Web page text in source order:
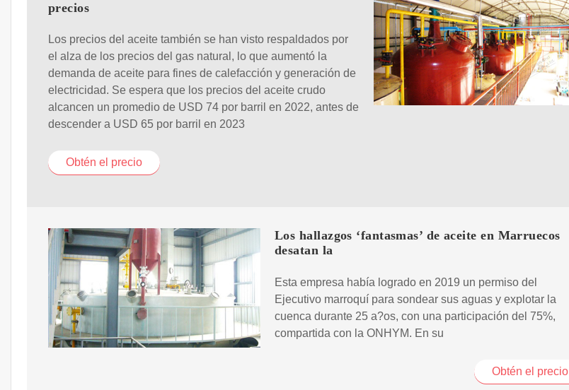
precios
Los precios del aceite también se han visto respaldados por
el alza de los precios del gas natural, lo que aumentó la
demanda de aceite para fines de calefacción y generación de
electricidad. Se espera que los precios del aceite crudo
alcancen un promedio de USD 74 por barril en 2022, antes de
descender a USD 65 por barril en 2023
Obtén el precio
Los hallazgos ‘fantasmas’ de aceite en Marruecos
desatan la
Esta empresa había logrado en 2019 un permiso del
Ejecutivo marroquí para sondear sus aguas y explotar la
cuenca durante 25 a?os, con una participación del 75%,
compartida con la ONHYM. En su
Obtén el precio